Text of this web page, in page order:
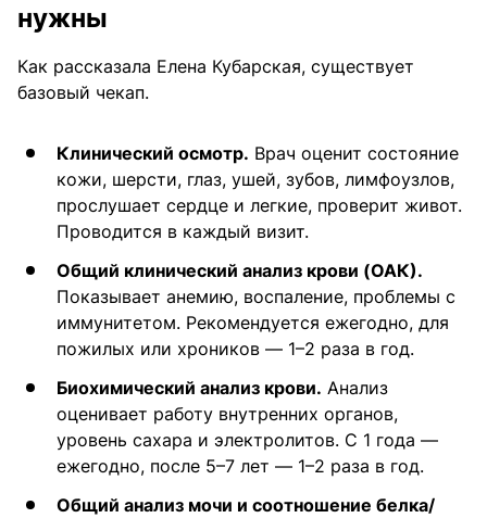
нужны
Как рассказала Елена Кубарская, существует
базовый чекап.
Клинический осмотр. Врач оценит состояние
кожи, шерсти, глаз, ушей, зубов, лимфоузлов,
прослушает сердце и легкие, проверит живот.
Проводится в каждый визит.
Общий клинический анализ крови (ОАК).
Показывает анемию, воспаление, проблемы с
иммунитетом. Рекомендуется ежегодно, для
пожилых или хроников — 1–2 раза в год.
Биохимический анализ крови. Анализ
оценивает работу внутренних органов,
уровень сахара и электролитов. С 1 года —
ежегодно, после 5–7 лет — 1–2 раза в год.
Общий анализ мочи и соотношение белка/